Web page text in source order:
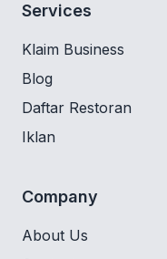
Services
Klaim Business
Blog
Daftar Restoran
Iklan
Company
About Us